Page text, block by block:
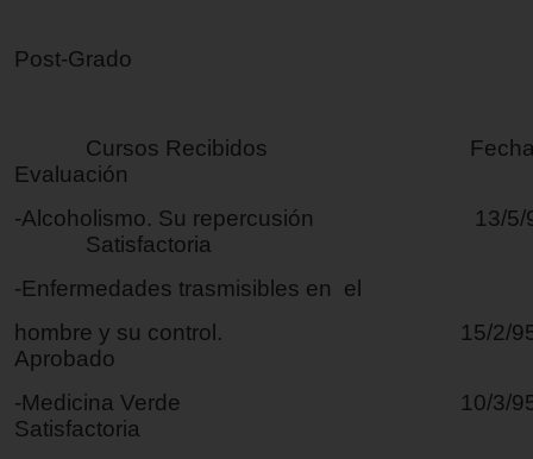
Post-Grado
Cursos Recibidos
Evaluación
-Alcoholismo. Su repercusión 13/5/
Satisfactoria
-Enfermedades trasmisibles en el
hombre y su control. 15/
Aprobado
-Medicina Verde 10/
Satisfactoria